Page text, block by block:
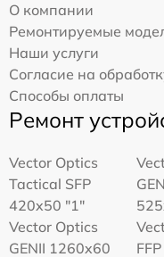
О компании
Ремонтируемые
Наши услуги
Согласие на
Способы оплаты
Ремонт
Vector Optics
Tactical SFP
420x50 "1"
Vector Optics
GENII 1260x60